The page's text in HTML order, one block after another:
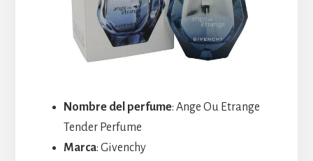
Nombre del perfume: Ange Ou Etrange
Tender Perfume
Marca: Givenchy